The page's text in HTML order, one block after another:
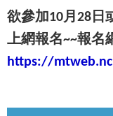
欲參加10 月 28 日
上網報名~~報名
https://